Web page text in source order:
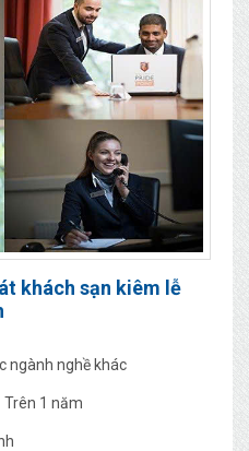
khách sạn kiêm lễ
ngành nghề khác
Trên 1 năm